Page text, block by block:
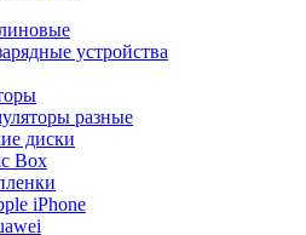
устройства
разные
диски
Box
iPhone